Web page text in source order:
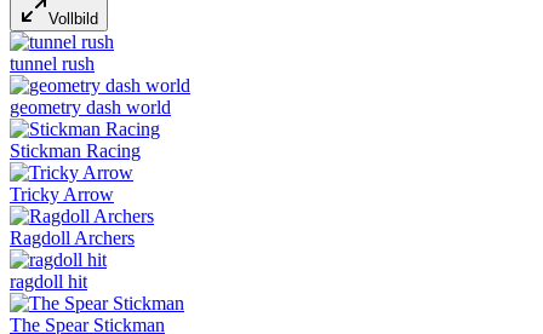
Vollbild
tunnel rush
geometry dash world
Stickman Racing
Tricky Arrow
Ragdoll Archers
ragdoll hit
The Spear Stickman